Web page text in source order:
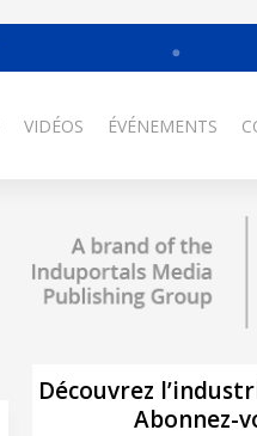
VIDÉOS ÉVÉNEMENTS
Découvrez
Abonnez-